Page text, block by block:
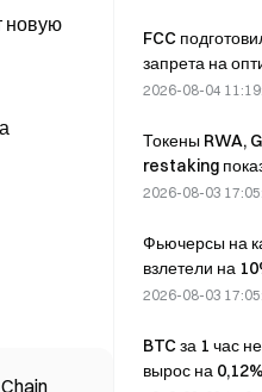
новую
FCC
запрета на
модули для
данных;
потерять 27%
рынка
2026-08-04
Токены RWA,
restaking
лучшие
2026-08-03
Фьючерсы на
взлетели на
опасений по
приближаясь к
тонну
2026-08-03
BTC за 1 час
вырос на